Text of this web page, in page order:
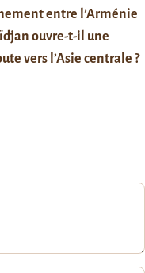
entre l’Arménie
ouvre-t-il une
vers l’Asie centrale ?